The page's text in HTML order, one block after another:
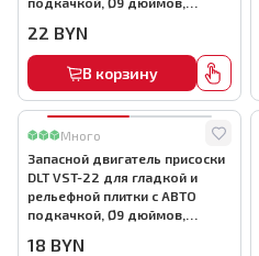
22 BYN
В корзину
Много
Запасной двигатель присоски
DLT VST-22 для гладкой и
рельефной плитки с АВТО
подкачкой, Ø9 дюймов,
18 BYN